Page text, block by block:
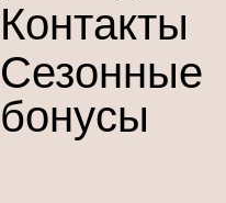
Контакты
Сезонные
бонусы